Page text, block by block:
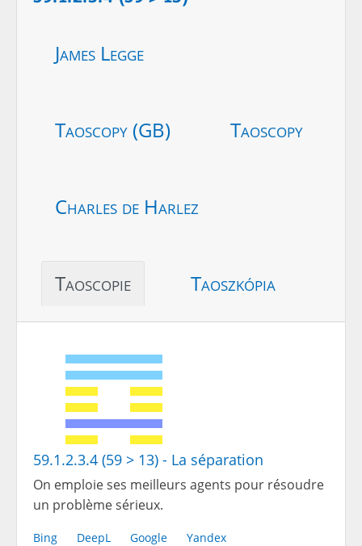
James Legge
Taoscopy (GB) Taoscopy
Charles de Harlez
Taoscopie Taoszkópia
59.1.2.3.4 (59 > 13) - La séparation
On emploie ses meilleurs agents pour résoudre
un problème sérieux.
Bing DeepL Google Yandex